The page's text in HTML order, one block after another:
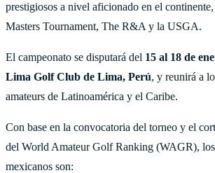
prestigiosos a nivel aficionado en el
Masters Tournament, The R&A y la USGA.
El campeonato se disputará del 15 al 18 de
Lima Golf Club de Lima, Perú, y reunirá a
amateurs de Latinoamérica y el Caribe.
Con base en la convocatoria del torneo y el
del World Amateur Golf Ranking (WAGR), los
mexicanos son: